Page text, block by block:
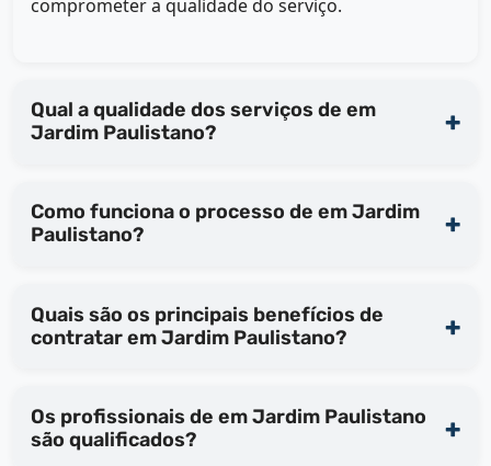
comprometer a qualidade do serviço.
Qual a qualidade dos serviços de em
Jardim Paulistano?
Como funciona o processo de em Jardim
Paulistano?
Quais são os principais benefícios de
contratar em Jardim Paulistano?
Os profissionais de em Jardim Paulistano
são qualificados?